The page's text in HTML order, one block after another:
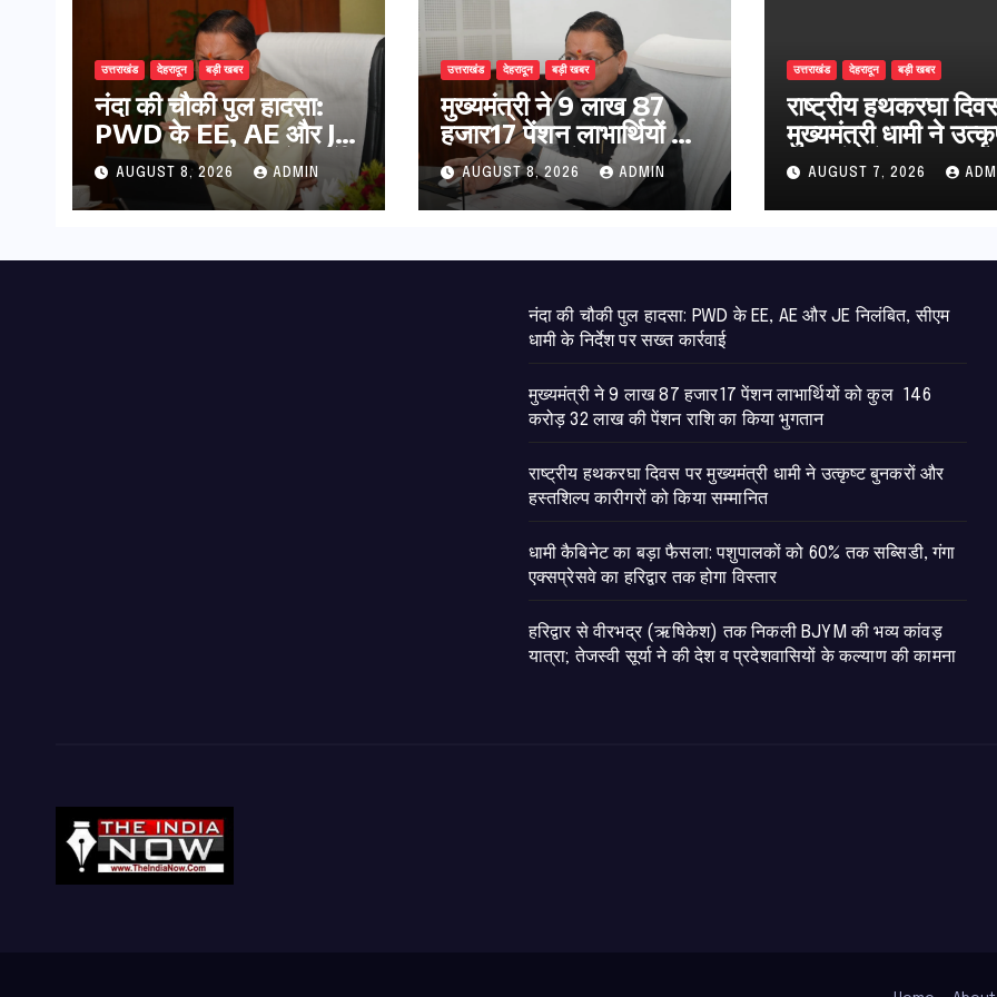
उत्तराखंड देहरादून बड़ी खबर
नंदा की चौकी पुल हादसा:
PWD के EE, AE और JE
निलंबित, सीएम धामी के निर्देश
पर सख्त कार्रवाई
AUGUST 8, 2026 ADMIN
उत्तराखंड देहरादून बड़ी खबर
मुख्यमंत्री ने 9 लाख 87
हजार17 पेंशन लाभार्थियों को
कुल 146 करोड़ 32 लाख
की पेंशन राशि का किया
भुगतान
AUGUST 8, 2026 ADMIN
उत्तराखंड देहरादून बड़ी खबर
राष्ट्रीय हथकरघा
मुख्यमंत्री धामी ने
बुनकरों और हस्तशिल्प
कारीगरों को किया
AUGUST 7, 2026
नंदा की चौकी पुल हादसा: PWD के EE, AE और JE निलंबित, सीएम
धामी के निर्देश पर सख्त कार्रवाई
मुख्यमंत्री ने 9 लाख 87 हजार17 पेंशन लाभार्थियों को कुल 146
करोड़ 32 लाख की पेंशन राशि का किया भुगतान
राष्ट्रीय हथकरघा दिवस पर मुख्यमंत्री धामी ने उत्कृष्ट बुनकरों और
हस्तशिल्प कारीगरों को किया सम्मानित
​धामी कैबिनेट का बड़ा फैसला: पशुपालकों को 60% तक सब्सिडी, गंगा
एक्सप्रेसवे का हरिद्वार तक होगा विस्तार
​हरिद्वार से वीरभद्र (ऋषिकेश) तक निकली BJYM की भव्य कांवड़
यात्रा; तेजस्वी सूर्या ने की देश व प्रदेशवासियों के कल्याण की कामना